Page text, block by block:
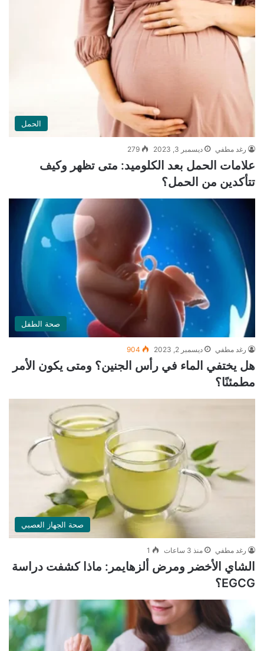
الحمل
رغد مطفي ديسمبر 3, 2023 279
علامات الحمل بعد الكلوميد: متى تظهر وكيف
تتأكدين من الحمل؟
صحة الطفل
رغد مطفي ديسمبر 2, 2023 904
هل يختفي الماء في رأس الجنين؟ ومتى يكون الأمر
مطمئنًا؟
صحة الجهاز العصبي
رغد مطفي منذ 3 ساعات 1
الشاي الأخضر ومرض ألزهايمر: ماذا كشفت دراسة
EGCG؟